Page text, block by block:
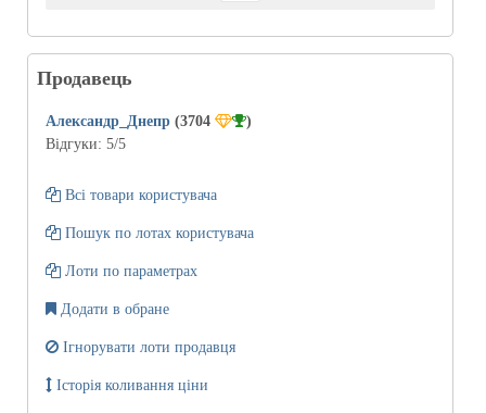
Продавець
Александр_Днепр (3704
)
Відгуки: 5/5
Всі товари користувача
Пошук по лотах користувача
Лоти по параметрах
Додати в обране
Ігнорувати лоти продавця
Історія коливання ціни